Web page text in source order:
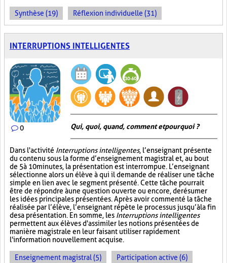
Synthèse (19) Réflexion individuelle (31)
INTERRUPTIONS INTELLIGENTES
0 Qui, quoi, quand, comment et pourquoi ?
Dans l'activité Interruptions intelligentes, l’enseignant présente
du contenu sous la forme d’enseignement magistral et, au bout
de 5 à 10 minutes, la présentation est interrompue. L’enseignant
sélectionne alors un élève à qui il demande de réaliser une tâche
simple en lien avec le segment présenté. Cette tâche pourrait
être de répondre à une question ouverte ou encore, de résumer
les idées principales présentées. Après avoir commenté la tâche
réalisée par l’élève, l’enseignant répète le processus jusqu’à la fin
de sa présentation. En somme, les Interruptions intelligentes
permettent aux élèves d'assimiler les notions présentées de
manière magistrale en leur faisant utiliser rapidement
l'information nouvellement acquise.
Enseignement magistral (5) Participation active (6)